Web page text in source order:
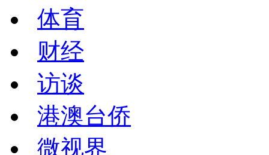
体育
财经
访谈
港澳台侨
微视界